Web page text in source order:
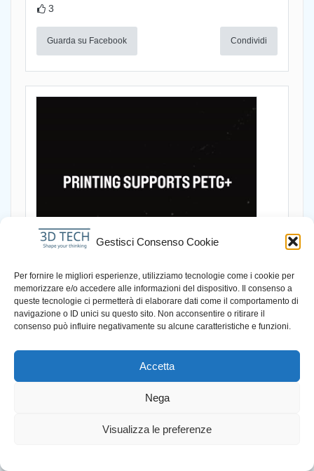
Gestisci Consenso Cookie
Per fornire le migliori esperienze, utilizziamo tecnologie come i cookie per
memorizzare e/o accedere alle informazioni del dispositivo. Il consenso a
queste tecnologie ci permetterà di elaborare dati come il comportamento di
navigazione o ID unici su questo sito. Non acconsentire o ritirare il
consenso può influire negativamente su alcune caratteristiche e funzioni.
Accetta
Nega
Visualizza le preferenze
3
Guarda su Facebook Condividi